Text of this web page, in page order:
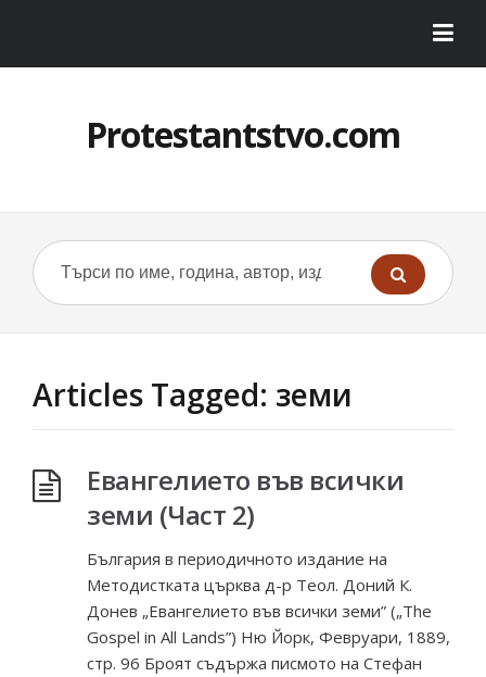
Protestantstvo.com
Articles Tagged: земи
Евангелието във всички
земи (Част 2)
България в периодичното издание на
Методистката църква д-р Теол. Доний К.
Донев „Евангелието във всички земи” („The
Gospel in All Lands”) Ню Йорк, Февруари, 1889,
стр. 96 Броят съдържа писмото на Стефан